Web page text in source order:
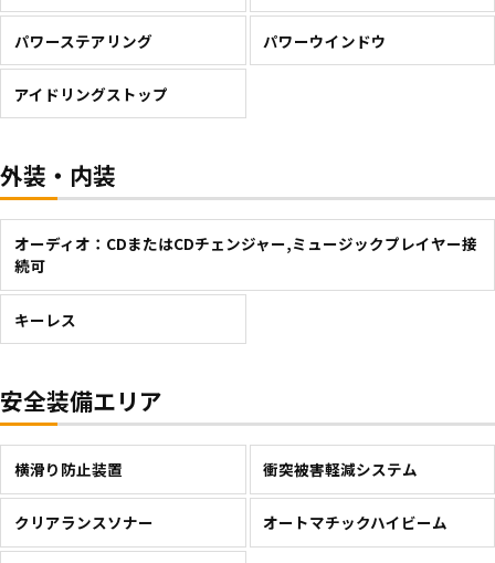
パワーステアリング パワーウインドウ
アイドリングストップ
外装・内装
オーディオ：CDまたはCDチェンジャー,ミュージックプレイヤー接
続可
キーレス
安全装備エリア
横滑り防止装置 衝突被害軽減システム
クリアランスソナー オートマチックハイビーム